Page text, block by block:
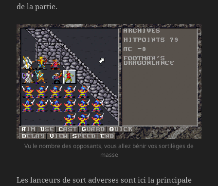
de la partie.
Vu le nombre des opposants, vous allez bénir vos sortilèges de
masse
Les lanceurs de sort adverses sont ici la principale